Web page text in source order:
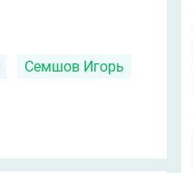
Семшов Игорь